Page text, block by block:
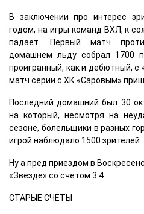
В заключении про интерес
годом, на игры команд ВХЛ, к
падает. Первый матч
домашнем льду собрал 1700
проигранный, как и дебютный, с
матч серии с ХК «Саровым»
Последний домашний был 30
на который, несмотря на
сезоне, болельщики в разных
игрой наблюдало 1500 зрителей.
Ну а пред приездом в
«Звезде» со счетом 3:4.
СТАРЫЕ СЧЕТЫ